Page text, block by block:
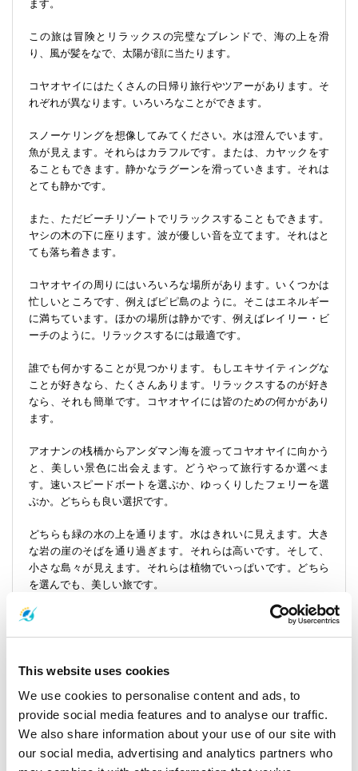
This website uses cookies
We use cookies to personalise content and ads, to
provide social media features and to analyse our traffic.
We also share information about your use of our site with
our social media, advertising and analytics partners who
ます。
この旅は冒険とリラックスの完璧なブレンドで、海の上を滑
り、風が髪をなで、太陽が顔に当たります。
コヤオヤイにはたくさんの日帰り旅行やツアーがあります。そ
れぞれが異なります。いろいろなことができます。
スノーケリングを想像してみてください。水は澄んでいます。
魚が見えます。それらはカラフルです。または、カヤックをす
ることもできます。静かなラグーンを滑っていきます。それは
とても静かです。
また、ただビーチリゾートでリラックスすることもできます。
ヤシの木の下に座ります。波が優しい音を立てます。それはと
ても落ち着きます。
コヤオヤイの周りにはいろいろな場所があります。いくつかは
忙しいところです、例えばピピ島のように。そこはエネルギー
に満ちています。ほかの場所は静かです、例えばレイリー・ビ
ーチのように。リラックスするには最適です。
誰でも何かすることが見つかります。もしエキサイティングな
ことが好きなら、たくさんあります。リラックスするのが好き
なら、それも簡単です。コヤオヤイには皆のための何かがあり
ます。
アオナンの桟橋からアンダマン海を渡ってコヤオヤイに向かう
と、美しい景色に出会えます。どうやって旅行するか選べま
す。速いスピードボートを選ぶか、ゆっくりしたフェリーを選
ぶか。どちらも良い選択です。
どちらも緑の水の上を通ります。水はきれいに見えます。大き
な岩の崖のそばを通り過ぎます。それらは高いです。そして、
小さな島々が見えます。それらは植物でいっぱいです。どちら
を選んでも、美しい旅です。
この旅は写真を撮ったり、イルカやシーイーグルのような野生
に南タイの美しさを明らかにします。リラックスし、素晴らし
い自然を楽しみ、アンダマン海の島々でさまざまな楽しみを体
験するチャンスです。
始めから終わりまで、この旅は特別です。アオナンを出発しま